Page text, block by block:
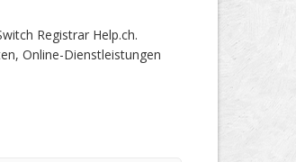
Registrar Help.ch.
Online-Dienstleistungen